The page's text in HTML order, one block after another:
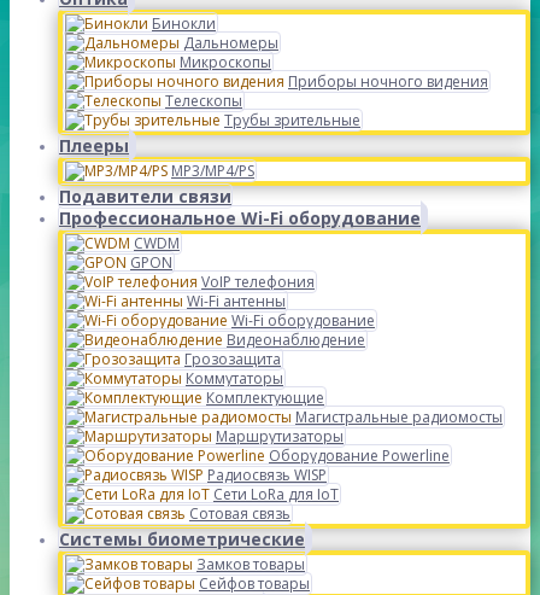
Бинокли
Дальномеры
Микроскопы
Приборы ночного видения
Телескопы
Трубы зрительные
Плееры
MP3/MP4/PS
Подавители связи
Профессиональное Wi-Fi оборудование
CWDM
GPON
VoIP телефония
Wi-Fi антенны
Wi-Fi оборудование
Видеонаблюдение
Грозозащита
Коммутаторы
Комплектующие
Магистральные радиомосты
Маршрутизаторы
Оборудование Powerline
Радиосвязь WISP
Сети LoRa для IoT
Сотовая связь
Системы биометрические
Замков товары
Сейфов товары